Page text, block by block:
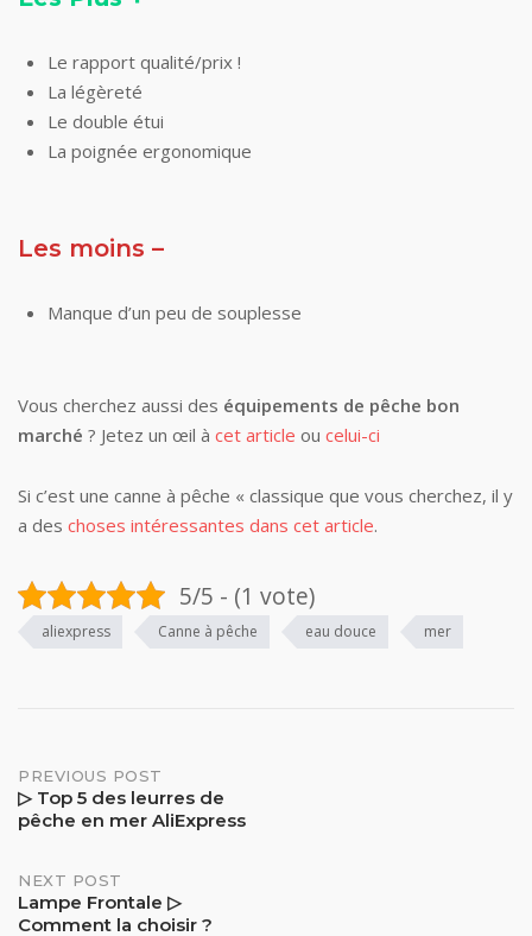
Le rapport qualité/prix !
La légèreté
Le double étui
La poignée ergonomique
Les moins –
Manque d’un peu de souplesse
Vous cherchez aussi des équipements de pêche bon
marché ? Jetez un œil à cet article ou celui-ci
Si c’est une canne à pêche « classique que vous cherchez, il y
a des choses intéressantes dans cet article.
5/5 - (1 vote)
aliexpress Canne à pêche eau douce mer
Post
navigation
PREVIOUS POST
▷ Top 5 des leurres de
pêche en mer AliExpress
NEXT POST
Lampe Frontale ▷
Comment la choisir ?